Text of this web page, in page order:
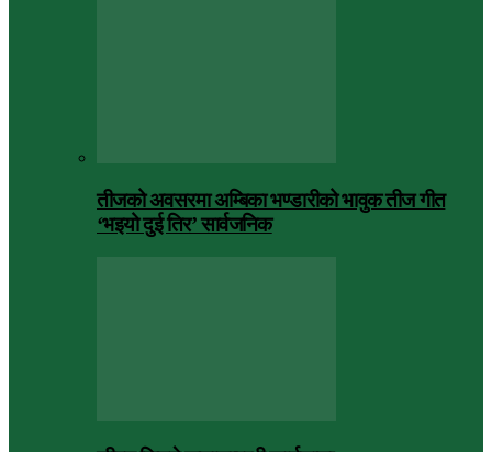
तीजको अवसरमा अम्बिका भण्डारीको भावुक तीज गीत
‘भइयो दुई तिर’ सार्वजनिक